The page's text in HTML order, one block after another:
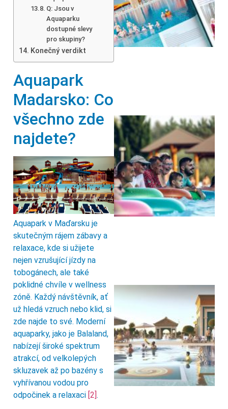
Q: Jsou v
Aquaparku
dostupné slevy
pro skupiny?
Konečný verdikt
Aquapark
Madarsko: Co
všechno zde
najdete?
Aquapark v Maďarsku je
skutečným rájem zábavy a
relaxace, kde si užijete
nejen vzrušující jízdy na
tobogánech, ale také
poklidné chvíle v wellness
zóně. Každý návštěvník, ať
už hledá vzruch nebo klid, si
zde najde to své. Moderní
aquaparky, jako je Balaland,
nabízejí široké spektrum
atrakcí, od velkolepých
skluzavek až po bazény s
vyhřívanou vodou pro
odpočinek a relaxaci [2].